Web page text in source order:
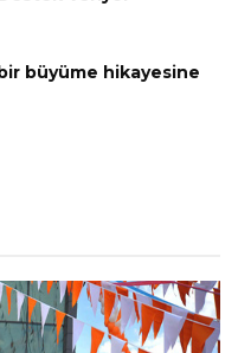
büyüme hikayesine